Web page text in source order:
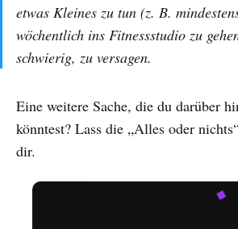
etwas Kleines zu tun (z. B.
wöchentlich ins Fitnessstudio zu
schwierig, zu versagen.
Eine weitere Sache, die du darüber
könntest? Lass die „Alles oder
dir.